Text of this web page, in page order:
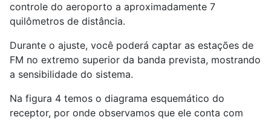
controle do aeroporto a aproximadamente 7
quilômetros de distância.
Durante o ajuste, você poderá captar as estações de
FM no extremo superior da banda prevista, mostrando
a sensibilidade do sistema.
Na figura 4 temos o diagrama esquemático do
receptor, por onde observamos que ele conta com